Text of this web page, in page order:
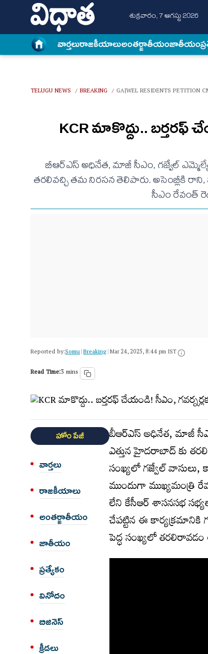
శుక్రవారం, 7 ఆగస్టు 2026
వార్త‌లురాజకీయాలుఅంత‌ర్జాతీయంజాతీయం
TELUGU NEWS / BREAKING / GAJWEL RESIDENTS PETITION
KCR మాకొద్దు.. బర్తరఫ్
బీఆర్ఎస్ అధినేత, మాజీ సీఎం, గజ్వేల్
తరలివచ్చి తమ నిరసన తెలిపారు. అసెంబ్లీకి
సీఎం రేవంత్
Reported by:Somu|Breaking|Mar 24, 2025, 8:44 pm IST
Read Time:3 mins
హోం పేజీ
వార్త‌లు
రాజకీయాలు
అంత‌ర్జాతీయం
జాతీయం
ప్రత్యేకం
వినోదం
బిజినెస్
క్రీడలు
బీఆర్ఎస్ అధినేత, మాజీ
ఎత్తున హైదరాబాద్ కు
సంఖ్యలో గజ్వేల్ వాసులు,
ముందుగా ముఖ్యమంత్రి
లేని కేసీఆర్‌ శాసనసభ
చేపట్టిన ఈ కార్యక్రమానికి
పెద్ధ సంఖ్యలో